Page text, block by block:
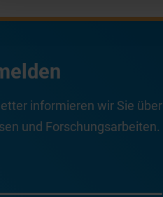
informieren wir Sie über
und Forschungsarbeiten.